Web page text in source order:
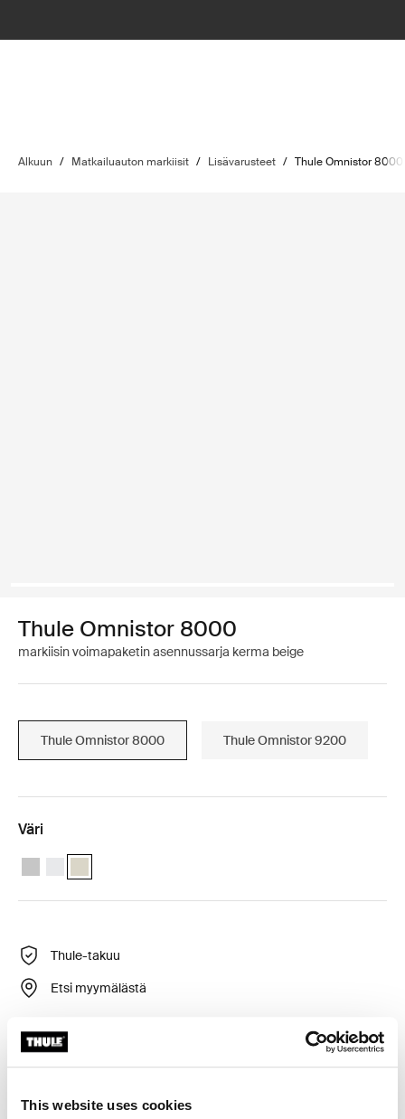
This website uses cookies
Alkuun / Matkailuauton markiisit / Lisävarusteet / Thule Omnistor 8000
Thule Omnistor 8000
markiisin voimapaketin asennussarja kerma beige
Thule Omnistor 8000 Thule Omnistor 9200
Väri
Thule Motor Kit TO 8000/9200 Anodisoitu
Thule Motor Kit TO 8000/9200 Valkoinen
Thule Motor Kit TO 8000/9200 Kerma (selected)
Thule-takuu
Etsi myymälästä
releen.